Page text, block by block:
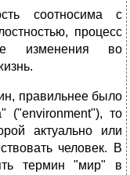
соотносима с
процесс
изменения во
правильнее было
("environment"), то
актуально или
человек. В
термин "мир" в